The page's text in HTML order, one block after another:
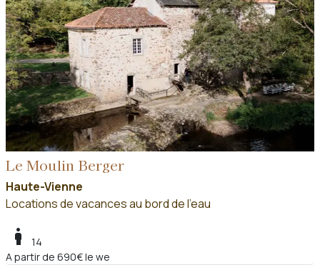
Le Moulin Berger
Haute-Vienne
Locations de vacances au bord de l'eau
boy
14
A partir de 690€ le we